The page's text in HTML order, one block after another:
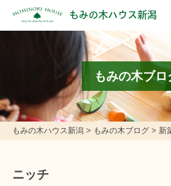
もみの木ハウス新潟
もみの木ブロ
もみの木ハウス新潟 > もみの木ブログ > 新
ニッチ